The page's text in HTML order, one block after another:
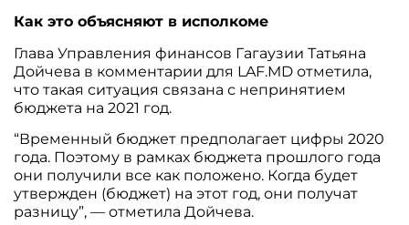
Как это объясняют в исполкоме
Глава Управления финансов Гагаузии Татьяна
Дойчева в комментарии для LAF.MD отметила,
что такая ситуация связана с непринятием
бюджета на 2021 год.
“Временный бюджет предполагает цифры 2020
года. Поэтому в рамках бюджета прошлого года
они получили все как положено. Когда будет
утвержден (бюджет) на этот год, они получат
разницу”, — отметила Дойчева.